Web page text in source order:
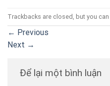
Trackbacks are closed, but you can
← Previous
Next →
Để lại một bình luận